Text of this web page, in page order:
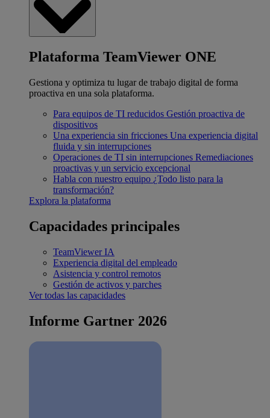
Plataforma TeamViewer ONE
Gestiona y optimiza tu lugar de trabajo digital de forma
proactiva en una sola plataforma.
Para equipos de TI reducidos Gestión proactiva de
dispositivos
Una experiencia sin fricciones Una experiencia digital
fluida y sin interrupciones
Operaciones de TI sin interrupciones Remediaciones
proactivas y un servicio excepcional
Habla con nuestro equipo ¿Todo listo para la
transformación?
Explora la plataforma
Capacidades principales
TeamViewer IA
Experiencia digital del empleado
Asistencia y control remotos
Gestión de activos y parches
Ver todas las capacidades
Informe Gartner 2026